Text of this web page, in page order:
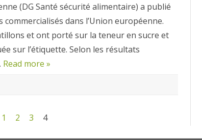
résultat
d’une
enquête
européenne
(DG Santé sécurité alimentaire) a publié
dans l’Union européenne.
et ont porté sur la teneur en sucre et
sur l’étiquette. Selon les résultats
Read more »
1 2 3 4